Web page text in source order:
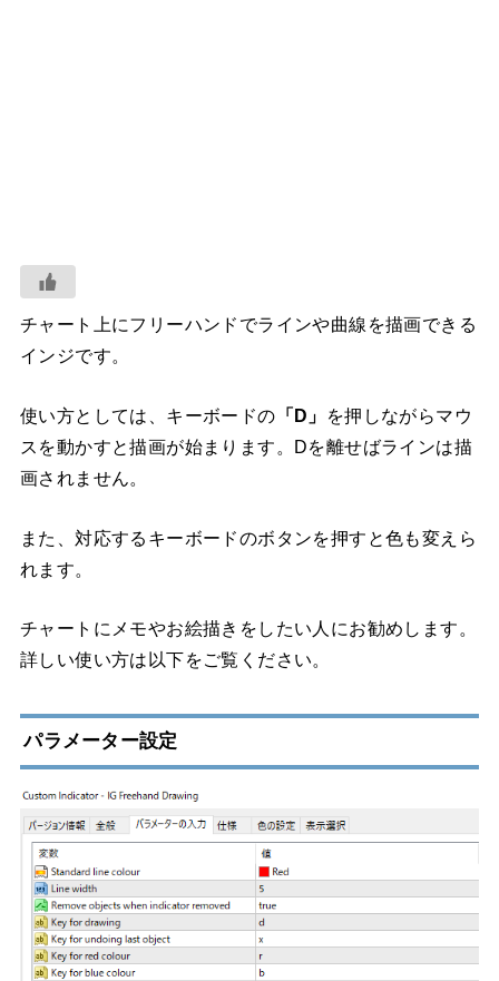
チャート上にフリーハンドでラインや曲線を描画できる
インジです。
使い方としては、キーボードの 「D」
を押しながらマウ
スを動かすと描画が始まります。Dを離せばラインは描
画されません。
また、対応するキーボードのボタンを押すと色も変えら
れます。
チャートにメモやお絵描きをしたい人にお勧めします。
詳しい使い方は以下をご覧ください。
パラメーター設定